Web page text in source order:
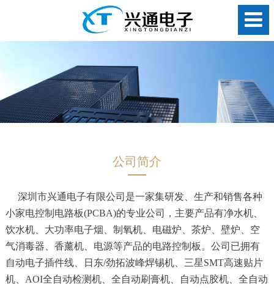
公司简介
深圳市兴通电子有限公司是一家集研发、生产和销售各种
小家电控制电路板(PCBA)的专业公司，主要产品有净水机、
饮水机、大功率电子烟、制氧机、电磁炉、茶炉、壁炉、空
气消毒器、香薰机、电源等产品的电路控制板。公司已拥有
自动电子插件线、日东/劲拓波峰焊锡机、三星SMT高速贴片
机、AOI全自动检测机、全自动刷膏机、自动点胶机、全自动